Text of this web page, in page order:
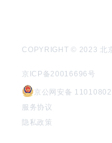
COPYRIGHT © 2023 北
京ICP备20016696号
京公网安备
服务协议
隐私政策